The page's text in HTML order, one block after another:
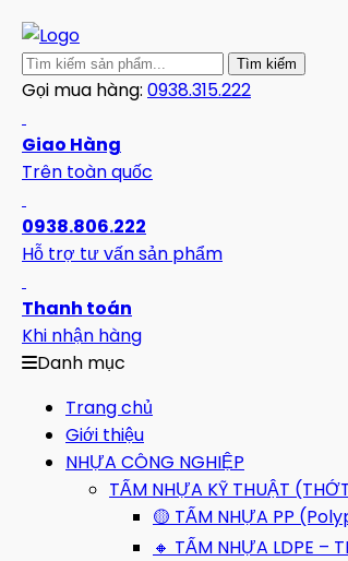
Gọi mua hàng: 0938.315.222
Giao Hàng
Trên toàn quốc
0938.806.222
Hỗ trợ tư vấn sản phẩm
Thanh toán
Khi nhận hàng
Danh mục
Trang chủ
Giới thiệu
NHỰA CÔNG NGHIỆP
TẤM NHỰA KỸ THUẬT
🟡 TẤM NHỰA PP
🔸 TẤM NHỰA LDPE –